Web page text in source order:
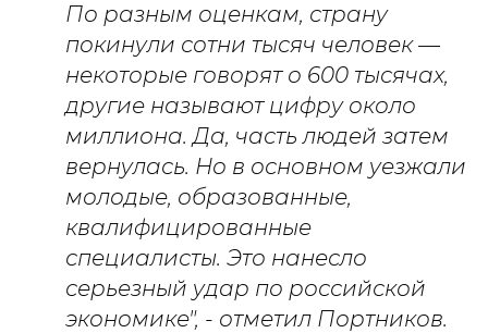
По разным оценкам, страну
покинули сотни тысяч человек —
некоторые говорят о 600 тысячах,
другие называют цифру около
миллиона. Да, часть людей затем
вернулась. Но в основном уезжали
молодые, образованные,
квалифицированные
специалисты. Это нанесло
серьезный удар по российской
экономике", - отметил Портников.